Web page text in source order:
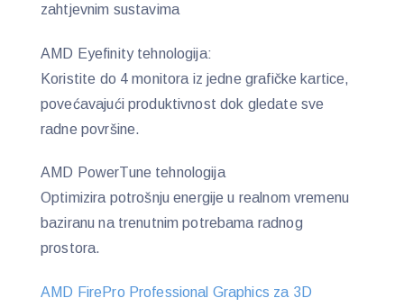
zahtjevnim sustavima
AMD Eyefinity tehnologija:
Koristite do 4 monitora iz jedne grafičke kartice,
povećavajući produktivnost dok gledate sve
radne površine.
AMD PowerTune tehnologija
Optimizira potrošnju energije u realnom vremenu
baziranu na trenutnim potrebama radnog
prostora.
AMD FirePro Professional Graphics za 3D